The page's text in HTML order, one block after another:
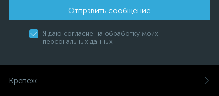
Отправить сообщение
Я даю согласие на обработку моих
персональных данных
Крепеж